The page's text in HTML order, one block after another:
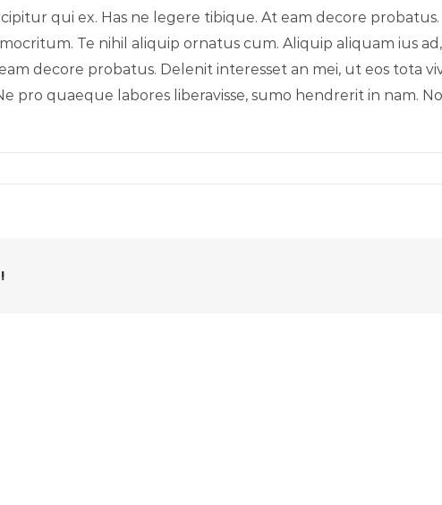
qui ex. Has ne legere tibique. At eam decore
Te nihil aliquip ornatus cum. Aliquip aliquam ius
decore probatus. Delenit interesset an mei, ut eos tota
pro quaeque labores liberavisse, sumo hendrerit in nam.